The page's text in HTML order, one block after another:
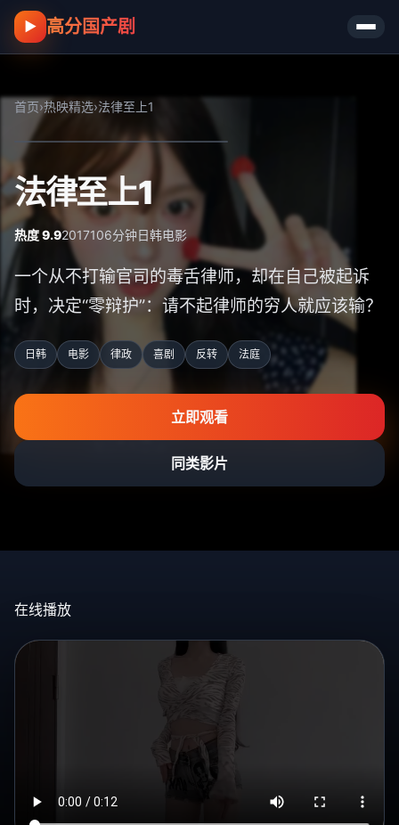
▶ 高分国产剧
首页›热映精选›法律至上1
法律至上1
热度 9.92017106分钟日韩电影
一个从不打输官司的毒舌律师，却在自己被起诉
时，决定“零辩护”：请不起律师的穷人就应该输？
日韩 电影 律政 喜剧 反转 法庭
立即观看
同类影片
在线播放